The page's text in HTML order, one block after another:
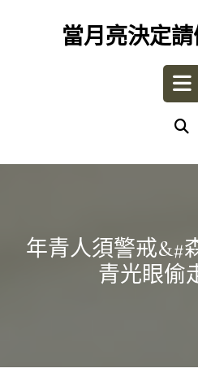
當月亮決定
年青人須警戒&#
青光眼偷